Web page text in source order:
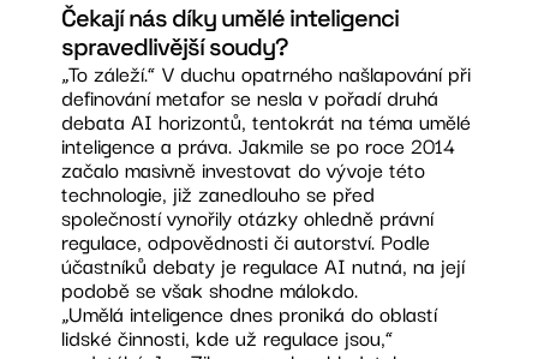
Čekají nás díky umělé inteligenci
spravedlivější soudy?
„To záleží.“ V duchu opatrného našlapování při
definování metafor se nesla v pořadí druhá
debata AI horizontů, tentokrát na téma umělé
inteligence a práva. Jakmile se po roce 2014
začalo masivně investovat do vývoje této
technologie, již zanedlouho se před
společností vynořily otázky ohledně právní
regulace, odpovědnosti či autorství. Podle
účastníků debaty je regulace AI nutná, na její
podobě se však shodne málokdo.
„Umělá inteligence dnes proniká do oblastí
lidské činnosti, kde už regulace jsou,“